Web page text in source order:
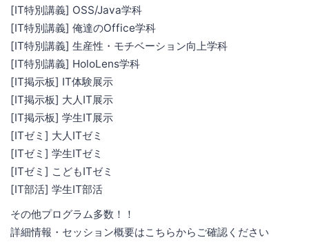
[IT特別講義] OSS/Java学科
[IT特別講義] 俺達のOffice学科
[IT特別講義] 生産性・モチベーション向上学科
[IT特別講義] HoloLens学科
[IT掲示板] IT体験展示
[IT掲示板] 大人IT展示
[IT掲示板] 学生IT展示
[ITゼミ] 大人ITゼミ
[ITゼミ] 学生ITゼミ
[ITゼミ] こどもITゼミ
[IT部活] 学生IT部活
その他プログラム多数！！
詳細情報・セッション概要はこちらからご確認ください